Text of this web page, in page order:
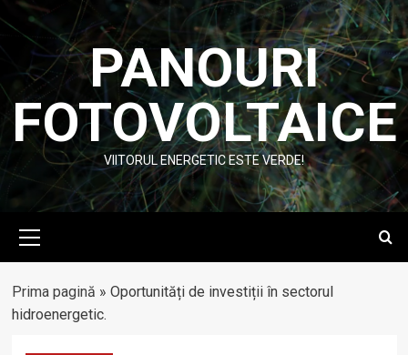
Skip
to
content
PANOURI
FOTOVOLTAICE
VIITORUL ENERGETIC ESTE VERDE!
Menu
Prima pagină » Oportunități de investiții în sectorul
hidroenergetic.